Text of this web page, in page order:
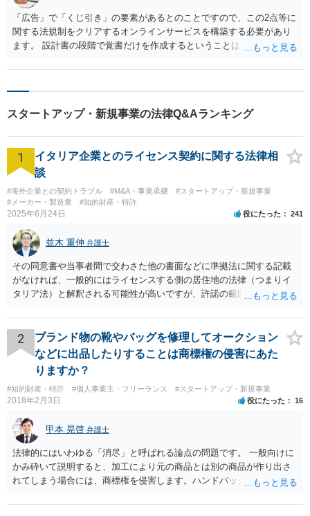
「広告」で「くじ引き」の要素があるとのことですので、この2点等に
関する法規制をクリアするオンラインサービスを構築する必要があり
ます。 設計書の段階で覚書だけを作成するということは、なかなか難
サービスにするために必要な事項を弁護士に御相談いただき、オンラ
スタートアップ・新規事業の法律Q&Aランキング
1
イタリア企業とのライセンス契約に関する法律相
談
#海外企業との契約トラブル #M&A・事業承継
#スタートアップ・新規事業
#メーカー・製造業
#知的財産・特許
2025年6月24日 役にたった 241
並木 重伸 弁護士
その同意書や当事者間で交わさた他の書面などに準拠法に関する記載
がなければ、一般的にはライセンスする側の居住地の法律（つまりイ
タリア法）と解釈される可能性が高いですが、許諾の範囲が日本国内
あります。 なお、仮に日本法になるとしても、新しい会社との間で契
約が有効かどうかは、ライセンスされた権利の種類（著作権、商標
権、特許権など）や契約の時期などを見て判断する必要があります。
いずれにせよ具体的事情が分からないと確定的な回答は難しいと思わ
れますので、弁護士に直接相談されることをお勧めします。
2
ブランド物の靴やバッグを修理してオークション
などに出品したりすることは商標権の侵害にあた
りますか？
#知的財産・特許 #個人事業主・フリーランス #スタートアップ・新規事業
2018年2月3日 役にたった 16
甲本 晃啓 弁護士
法律的にはいわゆる「消尽」と呼ばれる論点の問題です。 一般向けに
かみ砕いて説明すると、加工により元の商品とは別の商品が作り出さ
れてしまう場合には、商標権を侵害します。ハンドバッグをポーチに
ための加工（一般にいう修理）は、商標権を侵害しません。 商標権者